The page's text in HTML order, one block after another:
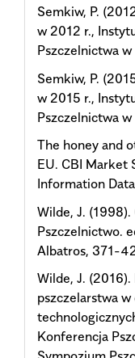
Semkiw, P.
w 2012 r.,
Pszczelnictwa w
Semkiw, P.
w 2015 r.,
Pszczelnictwa w
The honey and
EU. CBI Market
Information
Wilde, J. (1998).
Pszczelnictwo.
Albatros, 371-
Wilde, J.
pszczelarstwa
Konferencja